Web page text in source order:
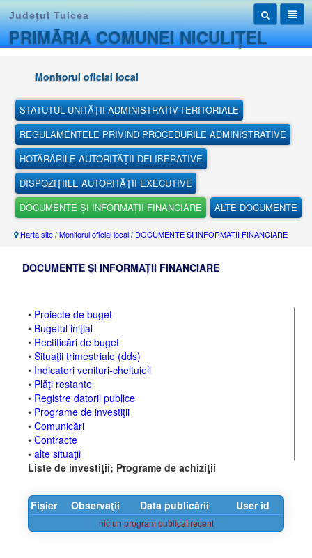
Judeţul Tulcea
PRIMĂRIA COMUNEI NICULIȚEL
Monitorul oficial local
STATUTUL UNITĂȚII ADMINISTRATIV-TERITORIALE
REGULAMENTELE PRIVIND PROCEDURILE ADMINISTRATIVE
HOTĂRÂRILE AUTORITĂȚII DELIBERATIVE
DISPOZIȚIILE AUTORITĂȚII EXECUTIVE
DOCUMENTE ȘI INFORMAȚII FINANCIARE
ALTE DOCUMENTE
Harta site/Monitorul oficial local/ DOCUMENTE ȘI INFORMAȚII FINANCIARE
DOCUMENTE ȘI INFORMAȚII FINANCIARE
• Proiecte de buget
• Bugetul iniţial
• Rectificări de buget
• Situaţii trimestriale (dds)
• Indicatori venituri-cheltuieli
• Plăţi restante
• Registre datorii publice
• Programe de investiţii
• Comunicări
• Contracte
• alte situaţii
Liste de investiţii; Programe de achiziţii
Fişier Observaţii Data publicării User id
niciun program publicat recent